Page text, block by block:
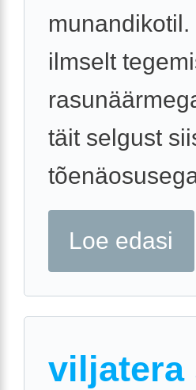
ilmselt
täit selgust
Loe edasi
viljatera